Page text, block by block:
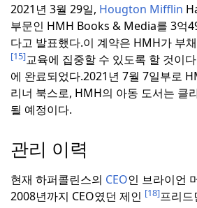
2021년 3월 29일, Hougton Mifflin
부문인 HMH Books & Media를 3억
다고 발표했다.이 계약은 HMH가 부
[15]교육에 집중할 수 있도록 할 것이
에 완료되었다.2021년 7월 7일부로
리너 북스로, HMH의 아동 도서는 클
될 예정이다.
관리 이력
현재 하퍼콜린스의 CEO인 브라이언
2008년까지 CEO였던 제인 [18]프리드